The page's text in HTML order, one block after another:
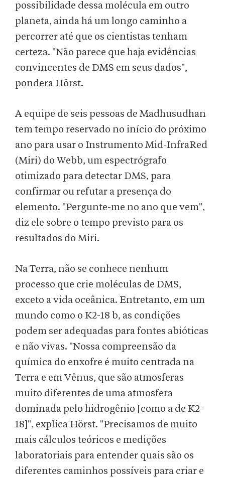
possibilidade dessa molécula em outro
planeta, ainda há um longo caminho a
percorrer até que os cientistas tenham
certeza. "Não parece que haja evidências
convincentes de DMS em seus dados",
pondera Hörst.
A equipe de seis pessoas de Madhusudhan
tem tempo reservado no início do próximo
ano para usar o Instrumento Mid-InfraRed
(Miri) do Webb, um espectrógrafo
otimizado para detectar DMS, para
confirmar ou refutar a presença do
elemento. "Pergunte-me no ano que vem",
diz ele sobre o tempo previsto para os
resultados do Miri.
Na Terra, não se conhece nenhum
processo que crie moléculas de DMS,
exceto a vida oceânica. Entretanto, em um
mundo como o K2-18 b, as condições
podem ser adequadas para fontes abióticas
e não vivas. "Nossa compreensão da
química do enxofre é muito centrada na
Terra e em Vênus, que são atmosferas
muito diferentes de uma atmosfera
dominada pelo hidrogênio [como a de K2-
18]", explica Hörst. "Precisamos de muito
mais cálculos teóricos e medições
laboratoriais para entender quais são os
diferentes caminhos possíveis para criar e